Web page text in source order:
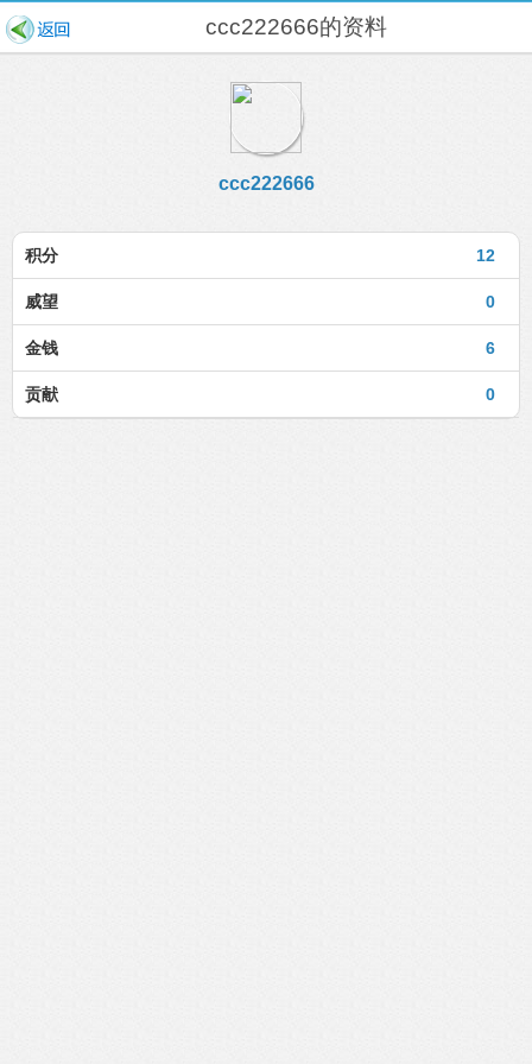
ccc222666的资料
ccc222666
12
积分
0
威望
6
金钱
0
贡献